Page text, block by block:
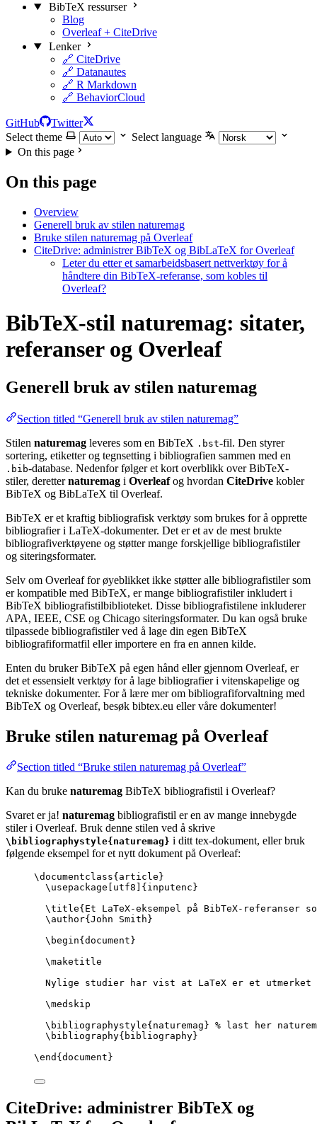
BibTeX ressurser
Blog
Overleaf + CiteDrive
Lenker
🔗 CiteDrive
🔗 Datanautes
🔗 R Markdown
🔗 BehaviorCloud
GitHub
Twitter
Select theme
Select language
On this page
On this page
Overview
Generell bruk av stilen naturemag
Bruke stilen naturemag på Overleaf
CiteDrive: administrer BibTeX og BibLaTeX for Overleaf
Leter du etter et samarbeidsbasert nettverktøy for å
håndtere din BibTeX-referanse, som kobles til
Overleaf?
BibTeX-stil naturemag: sitater,
referanser og Overleaf
Generell bruk av stilen naturemag
Section titled “Generell bruk av stilen naturemag”
Stilen naturemag leveres som en BibTeX .bst-fil. Den styrer
sortering, etiketter og tegnsetting i bibliografien sammen med en
.bib-database. Nedenfor følger et kort overblikk over BibTeX-
stiler, deretternaturemag i Overleafog hvordan CiteDrive kobler
BibTeX og BibLaTeX til Overleaf.
BibTeX er et kraftig bibliografisk verktøy som brukes for å opprette
bibliografier i LaTeX-dokumenter. Det er et av de mest brukte
bibliografiverktøyene og støtter mange forskjellige bibliografistiler
og siteringsformater.
Selv om Overleaf for øyeblikket ikke støtter alle bibliografistiler som
er kompatible med BibTeX, er mange bibliografistiler inkludert i
BibTeX bibliografistilbiblioteket. Disse bibliografistilene inkluderer
APA, IEEE, CSE og Chicago siteringsformater. Du kan også bruke
tilpassede bibliografistiler ved å lage din egen BibTeX
bibliografiformatfil eller importere en fra en annen kilde.
Enten du bruker BibTeX på egen hånd eller gjennom Overleaf, er
det et essensielt verktøy for å lage bibliografier i vitenskapelige og
tekniske dokumenter. For å lære mer om bibliografiforvaltning med
BibTeX og Overleaf, besøk bibtex.eu eller våre dokumenter!
Bruke stilen naturemag på Overleaf
Section titled “Bruke stilen naturemag på Overleaf”
Kan du bruke naturemag BibTeX bibliografistil i Overleaf?
Svaret er ja! naturemag bibliografistil er en av mange innebygde
stiler i Overleaf. Bruk denne stilen ved å skrive
\bibliographystyle{naturemag} i ditt tex-dokument, eller bruk
følgende eksempel for et nytt dokument på Overleaf:
\documentclass{ article }
\usepackage
utf8 ]{ inputenc }
\title{Et LaTeX-eksempel på BibTeX-
\author{John Smith}
\begin{ document }
\maketitle
Nylige studier har vist at LaTeX er et utmerket
\medskip
\bibliographystyle{naturemag} % last her
\bibliography{bibliography}
\end { document }
CiteDrive: administrer BibTeX og